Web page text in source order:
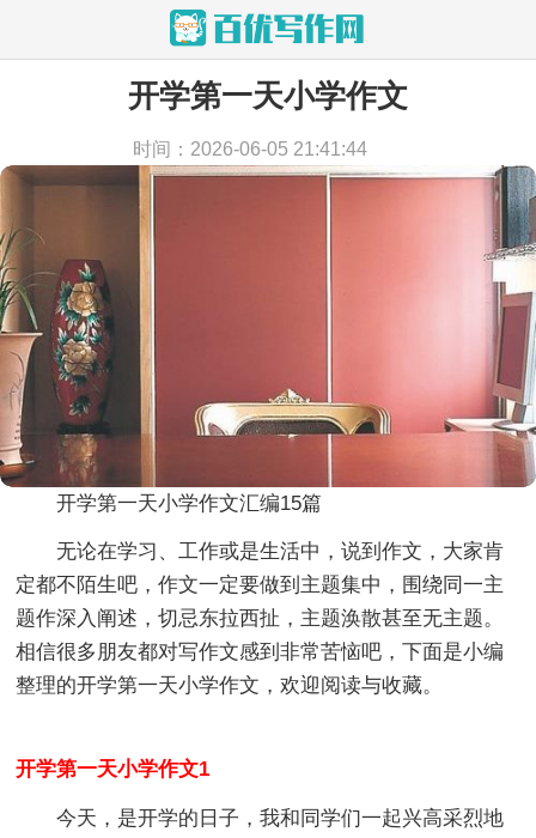
当前位置：首页 > 作文 > 小学作文
开学第一天小学作文
时间：2026-06-05 21:41:44
开学第一天小学作文汇编15篇
无论在学习、工作或是生活中，说到作文，大家肯
定都不陌生吧，作文一定要做到主题集中，围绕同一主
题作深入阐述，切忌东拉西扯，主题涣散甚至无主题。
相信很多朋友都对写作文感到非常苦恼吧，下面是小编
整理的开学第一天小学作文，欢迎阅读与收藏。
开学第一天小学作文1
今天，是开学的日子，我和同学们一起兴高采烈地